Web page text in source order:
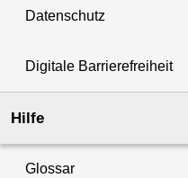
Datenschutz
Digitale Barrierefreiheit
Hilfe
Glossar